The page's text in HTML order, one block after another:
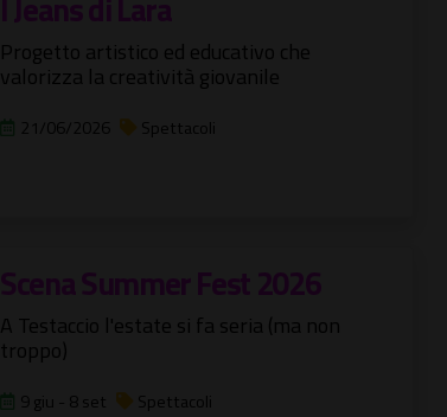
Progetto artistico ed educativo che
valorizza la creatività giovanile
21/06/2026 Spettacoli
Scena Summer Fest 2026
A Testaccio l'estate si fa seria (ma non
troppo)
9 giu - 8 set Spettacoli